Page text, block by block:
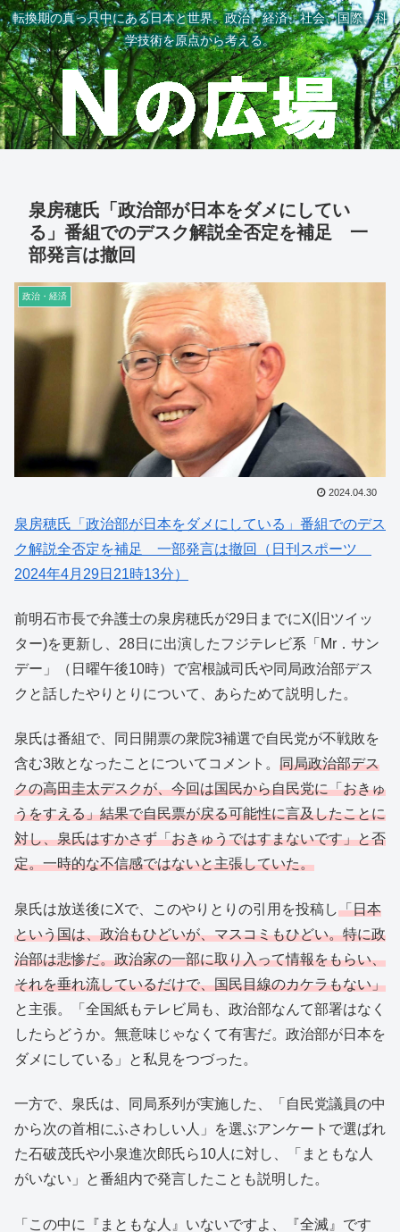
転換期の真っ只中にある日本と世界。政治、経済、社会、国際、科
学技術を原点から考える。
泉房穂氏「政治部が日本をダメにしてい
る」番組でのデスク解説全否定を補足 一
部発言は撤回
政治・経済
2024.04.30
泉房穂氏「政治部が日本をダメにしている」番組でのデス
ク解説全否定を補足 一部発言は撤回（日刊スポーツ
2024年4月29日21時13分）
前明石市長で弁護士の泉房穂氏が29日までにX(旧ツイッ
ター)を更新し、28日に出演したフジテレビ系「Mr．サン
デー」（日曜午後10時）で宮根誠司氏や同局政治部デス
クと話したやりとりについて、あらためて説明した。
泉氏は番組で、同日開票の衆院3補選で自民党が不戦敗を
含む3敗となったことについてコメント。 同局政治部デス
クの高田圭太デスクが、今回は国民から自民党に「おきゅ
うをすえる」結果で自民票が戻る可能性に言及したことに
対し、泉氏はすかさず「おきゅうではすまないです」と否
定。一時的な不信感ではないと主張していた。
泉氏は放送後にXで、このやりとりの引用を投稿し「日本
という国は、政治もひどいが、マスコミもひどい。特に政
治部は悲惨だ。政治家の一部に取り入って情報をもらい、
それを垂れ流しているだけで、国民目線のカケラもない」
と主張。「全国紙もテレビ局も、政治部なんて部署はなく
したらどうか。無意味じゃなくて有害だ。政治部が日本を
ダメにしている」と私見をつづった。
一方で、泉氏は、同局系列が実施した、「自民党議員の中
から次の首相にふさわしい人」を選ぶアンケートで選ばれ
た石破茂氏や小泉進次郎氏ら10人に対し、「まともな人
がいない」と番組内で発言したことも説明した。
「この中に『まともな人』いないですよ、『全滅』です